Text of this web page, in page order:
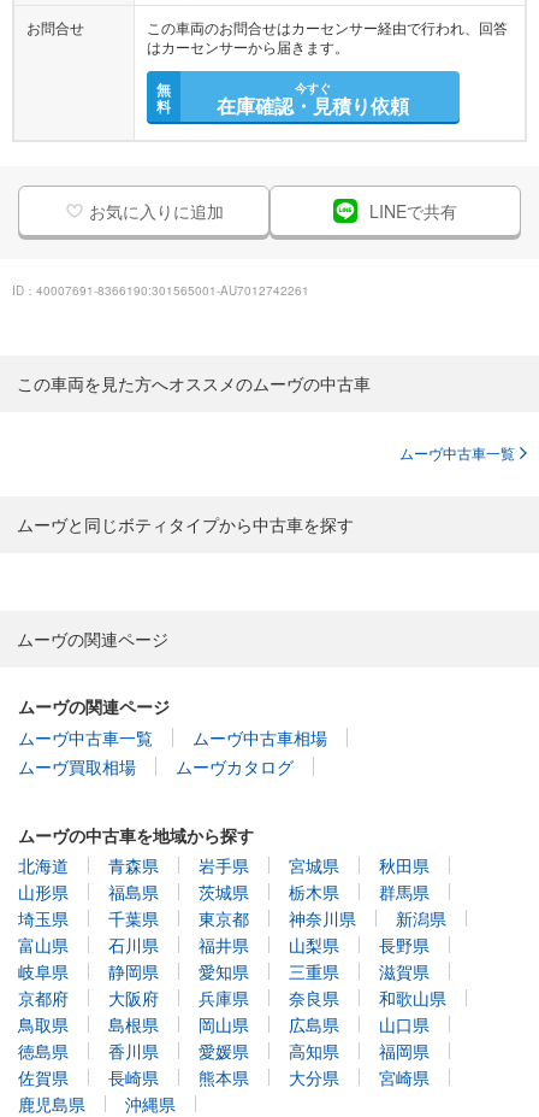
お問合せ
この車両のお問合せはカーセンサー経由で行われ、回答
はカーセンサーから届きます。
無
料
今すぐ
在庫確認・見積り依頼
お気に入りに追加 LINEで共有
ID：40007691-8366190:301565001-AU7012742261
この車両を見た方へオススメのムーヴの中古車
ムーヴ中古車一覧
ムーヴと同じボティタイプから中古車を探す
ムーヴの関連ページ
ムーヴの関連ページ
ムーヴ中古車一覧
ムーヴ中古車相場
ムーヴ買取相場
ムーヴカタログ
ムーヴの中古車を地域から探す
北海道
青森県 岩手県 宮城県
秋田県
山形県
福島県 茨城県 栃木県
群馬県
埼玉県
千葉県 東京都 神奈川県
新潟県
富山県
石川県 福井県 山梨県
長野県
岐阜県
静岡県 愛知県 三重県
滋賀県
京都府
大阪府 兵庫県 奈良県
和歌山県
鳥取県
島根県 岡山県 広島県
山口県
徳島県
香川県 愛媛県 高知県
福岡県
佐賀県
長崎県 熊本県 大分県
宮崎県
鹿児島県
沖縄県